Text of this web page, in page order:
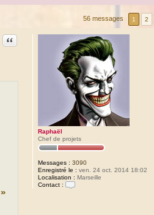
56 messages 1 2
Raphaël
Chef de projets
Messages : 3090
Enregistré le : ven. 24 oct. 2014 18:02
Localisation : Marseille
Contact :
Citation